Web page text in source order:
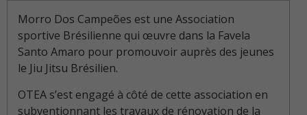
Morro Dos Campeões est une Association
sportive Brésilienne qui œuvre dans la Favela
Santo Amaro pour promouvoir auprès des jeunes
le Jiu Jitsu Brésilien.
OTEA s’est engagé à côté de cette association en
subventionnant les travaux de rénovation de la